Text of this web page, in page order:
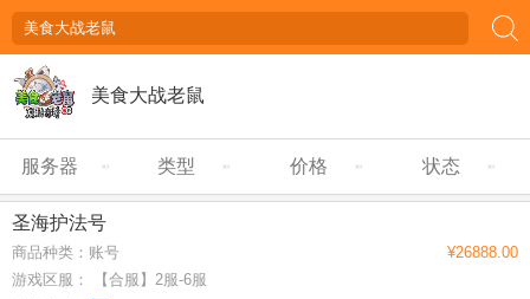
美食大战老鼠
服务器 类型 价格 状态
圣海护法号
商品种类：账号
游戏区服： 【合服】2服-6服
¥26888.00